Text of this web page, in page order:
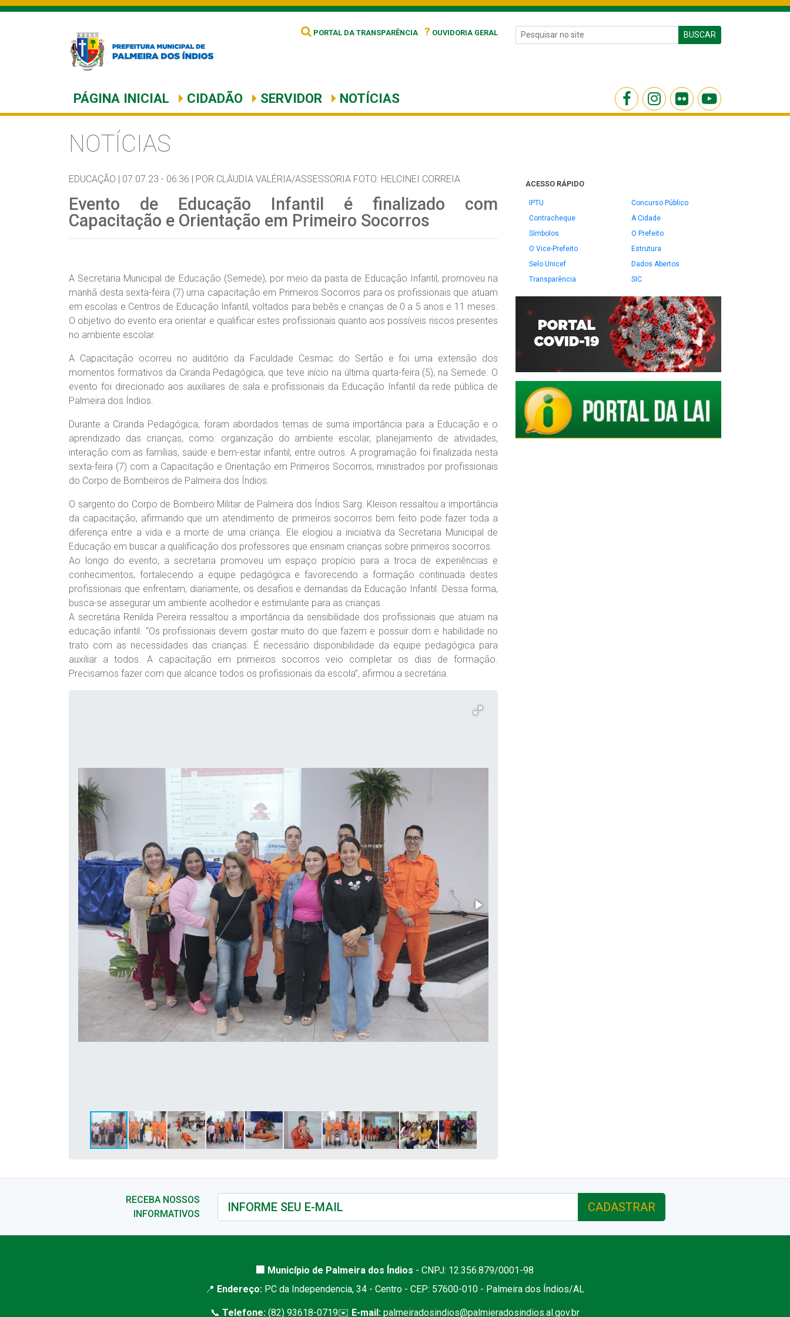
PORTAL DA TRANSPARÊNCIA ? OUVIDORIA GERAL BUSCAR
PÁGINA INICIAL CIDADÃO SERVIDOR NOTÍCIAS
NOTÍCIAS
EDUCAÇÃO | 07.07.23 - 06:36 | POR CLÁUDIA VALÉRIA/ASSESSORIA FOTO: HELCINEI CORREIA
Evento de Educação Infantil é finalizado com
Capacitação e Orientação em Primeiro Socorros
A Secretaria Municipal de Educação (Semede), por meio da pasta de Educação Infantil, promoveu na
manhã desta sexta-feira (7) uma capacitação em Primeiros Socorros para os profissionais que atuam
em escolas e Centros de Educação Infantil, voltados para bebês e crianças de 0 a 5 anos e 11 meses.
O objetivo do evento era orientar e qualificar estes profissionais quanto aos possíveis riscos presentes
no ambiente escolar.
A Capacitação ocorreu no auditório da Faculdade Cesmac do Sertão e foi uma extensão dos
momentos formativos da Ciranda Pedagógica, que teve início na última quarta-feira (5), na Semede. O
evento foi direcionado aos auxiliares de sala e profissionais da Educação Infantil da rede pública de
Palmeira dos Índios.
Durante a Ciranda Pedagógica, foram abordados temas de suma importância para a Educação e o
aprendizado das crianças, como: organização do ambiente escolar, planejamento de atividades,
interação com as famílias, saúde e bem-estar infantil, entre outros. A programação foi finalizada nesta
sexta-feira (7) com a Capacitação e Orientação em Primeiros Socorros, ministrados por profissionais
do Corpo de Bombeiros de Palmeira dos Índios.
O sargento do Corpo de Bombeiro Militar de Palmeira dos Índios Sarg. Kleison ressaltou a importância
da capacitação, afirmando que um atendimento de primeiros socorros bem feito pode fazer toda a
diferença entre a vida e a morte de uma criança. Ele elogiou a iniciativa da Secretaria Municipal de
Educação em buscar a qualificação dos professores que ensinam crianças sobre primeiros socorros.
Ao longo do evento, a secretaria promoveu um espaço propício para a troca de experiências e
conhecimentos, fortalecendo a equipe pedagógica e favorecendo a formação continuada destes
profissionais que enfrentam, diariamente, os desafios e demandas da Educação Infantil. Dessa forma,
busca-se assegurar um ambiente acolhedor e estimulante para as crianças.
A secretária Renilda Pereira ressaltou a importância da sensibilidade dos profissionais que atuam na
educação infantil. “Os profissionais devem gostar muito do que fazem e possuir dom e habilidade no
trato com as necessidades das crianças. É necessário disponibilidade da equipe pedagógica para
auxiliar a todos. A capacitação em primeiros socorros veio completar os dias de formação.
Precisamos fazer com que alcance todos os profissionais da escola”, afirmou a secretária.
ACESSO RÁPIDO
IPTU
Concurso Público
Contracheque
A Cidade
Símbolos
O Prefeito
O Vice-Prefeito
Estrutura
Selo Unicef
Dados Abertos
Transparência
SIC
RECEBA NOSSOS
INFORMATIVOS
CADASTRAR
🏢 Município de Palmeira dos Índios - CNPJ: 12.356.879/0001-98
📍 Endereço: PC da Independencia, 34 - Centro - CEP: 57600-010 - Palmeira dos Índios/AL
📞 Telefone:(82) 93618-0719✉️ E-mail: palmeiradosindios@palmieradosindios.al.gov.br